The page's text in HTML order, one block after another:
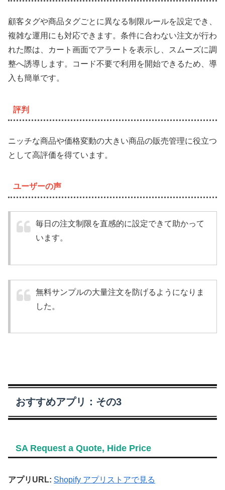
顧客タグや商品タグごとに異なる制限ルールを設定でき、
複雑な運用にも対応できます。条件に合わない注文が行わ
れた際は、カート画面でアラートを表示し、スムーズに調
整へ誘導します。コード不要で利用を開始できるため、導
入も簡単です。
評判
ニッチな商品や価格変動の大きい商品の販売管理に役立つ
として高評価を得ています。
ユーザーの声
毎日の注文制限を直感的に設定できて助かって
います。
無料サンプルの大量注文を防げるようになりま
した。
おすすめアプリ：その3
SA Request a Quote, Hide Price
アプリURL: Shopify アプリストアで見る